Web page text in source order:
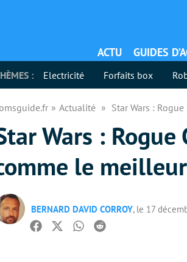
ACTU GUIDES
: Electricité Forfaits box
Actualité Star Wars :
Wars :
le
BERNARD DAVID CORROY, le 17
Facebook
TwitterWhatsapp
Reddit